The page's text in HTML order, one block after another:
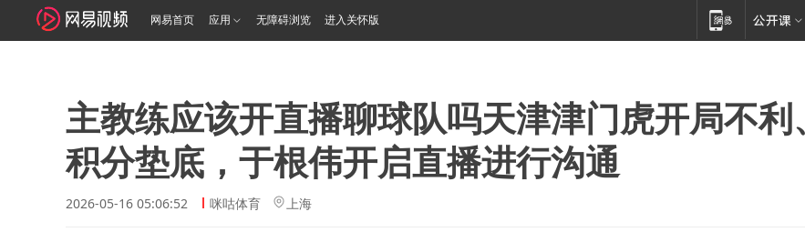
网易首页 应用 无障碍浏览 进入关怀版
主教练应该开直播聊球队吗天津津门虎开局不利、
积分垫底，于根伟开启直播进行沟通
2026-05-16 05:06:52 咪咕体育 上海